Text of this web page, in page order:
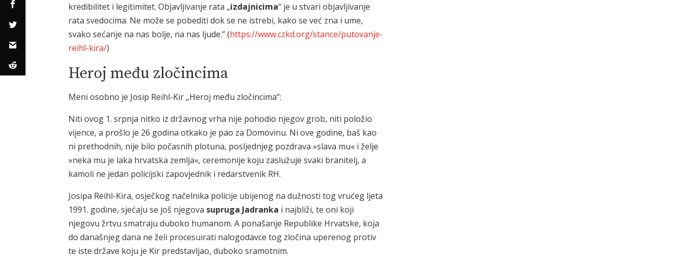
kredibilitet i legitimitet. Objavljivanje rata „izdajnicima“ je u stvari objavljivanje
rata svedocima. Ne može se pobediti dok se ne istrebi, kako se već zna i ume,
svako sećanje na nas bolje, na nas ljude.” (https://www.czkd.org/stance/putovanje-
reihl-kira/)
Heroj među zločincima
Meni osobno je Josip Reihl-Kir „Heroj među zločincima“:
Niti ovog 1. srpnja nitko iz državnog vrha nije pohodio njegov grob, niti položio
vijence, a prošlo je 26 godina otkako je pao za Domovinu. Ni ove godine, baš kao
ni prethodnih, nije bilo počasnih plotuna, posljednjeg pozdrava »slava mu« i želje
»neka mu je laka hrvatska zemlja«, ceremonije koju zaslužuje svaki branitelj, a
kamoli ne jedan policijski zapovjednik i redarstvenik RH.
Josipa Reihl-Kira, osječkog načelnika policije ubijenog na dužnosti tog vrućeg ljeta
1991. godine, sjećaju se još njegova supruga Jadranka i najbliži, te oni koji
njegovu žrtvu smatraju duboko humanom. A ponašanje Republike Hrvatske, koja
do današnjeg dana ne želi procesuirati nalogodavce tog zločina uperenog protiv
te iste države koju je Kir predstavljao, duboko sramotnim.